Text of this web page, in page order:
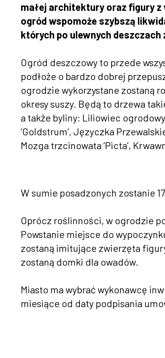
małej architektury oraz figury
ogród wspomoże szybszą
których po ulewnych deszczach
Ogród deszczowy to przede
podłoże o bardzo dobrej
ogrodzie wykorzystane zostaną
okresy suszy. Będą to drzewa
a także byliny: Liliowiec ogrodowy
‘Goldstrum’, Języczka
Mozga trzcinowata ‘Picta’,
W sumie posadzonych zostanie
Oprócz roślinności, w ogrodzie
Powstanie miejsce do
zostaną imitujące zwierzęta
zostaną domki dla owadów.
Miasto ma wybrać wykonawcę
miesiące od daty podpisania